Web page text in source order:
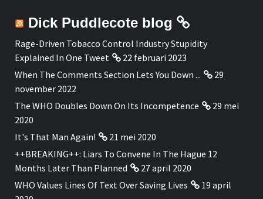
Dick Puddlecote blog
Rage-Driven Tobacco Control Industry Stupidity
Explained In One Tweet
22 februari 2023
When The Comments Section Lets You Down ...
29
november 2022
The WHO Doubles Down On Its Incompetence
29 mei
2020
It's That Man Again!
21 mei 2020
++BREAKING++: Liars To Convene In The Hague 12
Months Later Than Planned
27 april 2020
WHO Values Lines Of Text Over Saving Lives
19 april